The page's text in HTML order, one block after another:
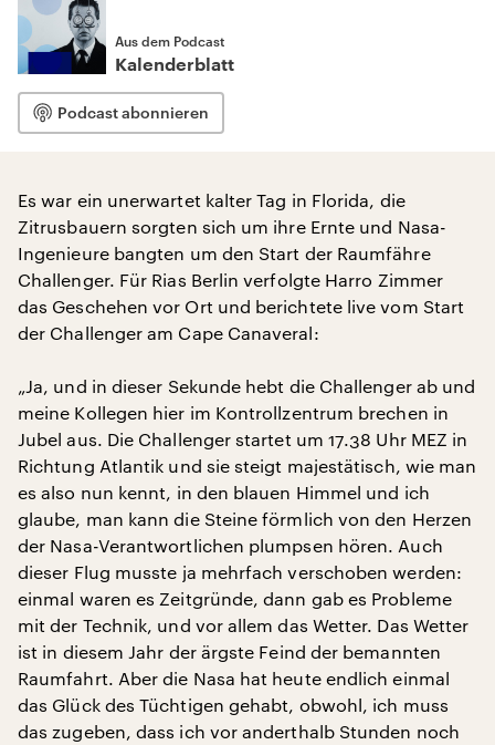
Aus dem Podcast
Kalenderblatt
Podcast abonnieren
Es war ein unerwartet kalter Tag in Florida, die
Zitrusbauern sorgten sich um ihre Ernte und Nasa-
Ingenieure bangten um den Start der Raumfähre
Challenger. Für Rias Berlin verfolgte Harro Zimmer
das Geschehen vor Ort und berichtete live vom Start
der Challenger am Cape Canaveral:
„Ja, und in dieser Sekunde hebt die Challenger ab und
meine Kollegen hier im Kontrollzentrum brechen in
Jubel aus. Die Challenger startet um 17.38 Uhr MEZ in
Richtung Atlantik und sie steigt majestätisch, wie man
es also nun kennt, in den blauen Himmel und ich
glaube, man kann die Steine förmlich von den Herzen
der Nasa-Verantwortlichen plumpsen hören. Auch
dieser Flug musste ja mehrfach verschoben werden:
einmal waren es Zeitgründe, dann gab es Probleme
mit der Technik, und vor allem das Wetter. Das Wetter
ist in diesem Jahr der ärgste Feind der bemannten
Raumfahrt. Aber die Nasa hat heute endlich einmal
das Glück des Tüchtigen gehabt, obwohl, ich muss
das zugeben, dass ich vor anderthalb Stunden noch